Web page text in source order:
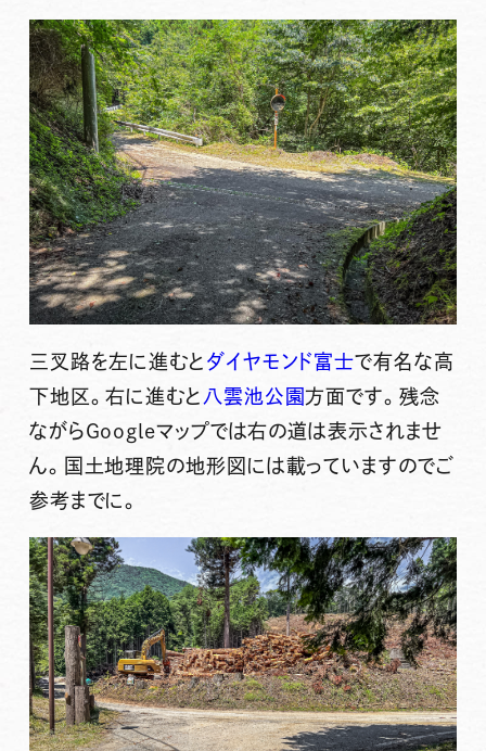
三叉路を左に進むと ダイヤモンド富士で有名な高
下地区。右に進むと 八雲池公園方面です。残念
ながらGoogleマップでは右の道は表示されませ
ん。国土地理院の地形図には載っていますのでご
参考までに。